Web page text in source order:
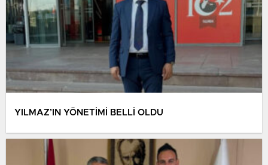
YILMAZ’IN YÖNETİMİ BELLİ OLDU